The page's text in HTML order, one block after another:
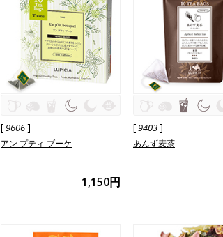
[9606]
アン プティ ブーケ
1,150円
[9403]
あんず麦茶